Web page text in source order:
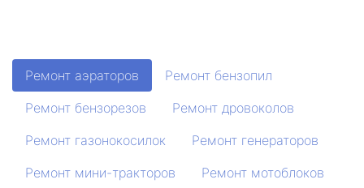
Ремонт аэраторов
Ремонт бензопил
Ремонт бензорезов
Ремонт дровоколов
Ремонт газонокосилок
Ремонт генераторов
Ремонт мини-тракторов
Ремонт мотоблоков